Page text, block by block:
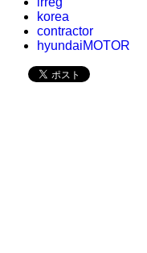
korea
contractor
hyundaiMOTOR